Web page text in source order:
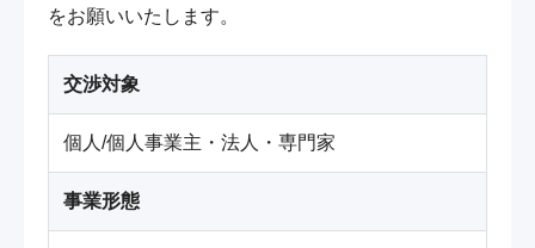
をお願いいたします。
交渉対象
個人/個人事業主・法人・専門家
事業形態